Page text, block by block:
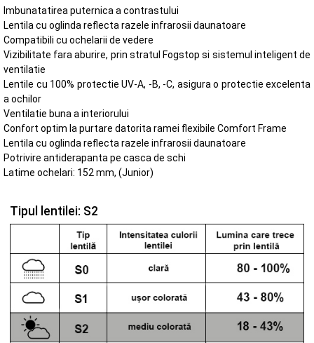
Imbunatatirea puternica a contrastului
Lentila cu oglinda reflecta razele infrarosii daunatoare
Compatibili cu ochelarii de vedere
Vizibilitate fara aburire, prin stratul Fogstop si sistemul inteligent de
ventilatie
Lentile cu 100% protectie UV-A, -B, -C, asigura o protectie excelenta
a ochilor
Ventilatie buna a interiorului
Confort optim la purtare datorita ramei flexibile Comfort Frame
Lentila cu oglinda reflecta razele infrarosii daunatoare
Potrivire antiderapanta pe casca de schi
Latime ochelari: 152 mm, (Junior)
Tipul lentilei: S2